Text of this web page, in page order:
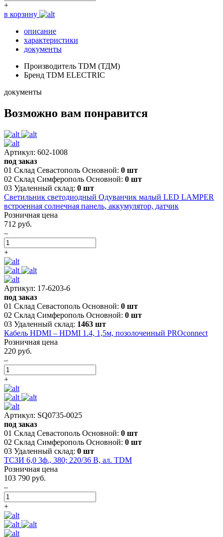
+
в корзину
описание
характеристики
документы
Производитель TDM (ТДМ)
Бренд TDM ELECTRIC
документы
Возможно вам понравится
Артикул: 602-1008
под заказ
01 Склад Севастополь Основной: 0 шт
02 Склад Симферополь Основной: 0 шт
03 Удаленный склад: 0 шт
Светильник светодиодный Одуванчик малый LED LAMPER
встроенная солнечная панель, аккумулятор, датчик
Розничная цена
712 руб.
–
+
Артикул: 17-6203-6
под заказ
01 Склад Севастополь Основной: 0 шт
02 Склад Симферополь Основной: 0 шт
03 Удаленный склад: 1463 шт
Кабель HDMI – HDMI 1.4, 1,5м, позолоченный PROconnect
Розничная цена
220 руб.
–
+
Артикул: SQ0735-0025
под заказ
01 Склад Севастополь Основной: 0 шт
02 Склад Симферополь Основной: 0 шт
03 Удаленный склад: 0 шт
ТСЗИ 6,0 3ф., 380; 220/36 В, ал. TDM
Розничная цена
103 790 руб.
–
+